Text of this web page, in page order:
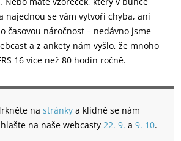
najednou se vám vytvoří chyba, ani
časovou náročnost – nedávno jsme
a z ankety nám vyšlo, že mnoho
16 více než 80 hodin ročně.
na stránky a klidně se nám
na naše webcasty 22. 9. a 9. 10.